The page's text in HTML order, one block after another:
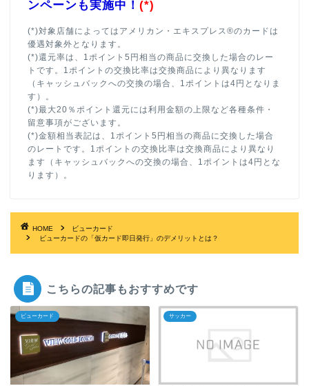
ンペーンも実施中！ (*)
(*)対象店舗によってはアメリカン・エキスプレス®のカードは
優遇対象外となります。
(*)還元率は、1ポイント5円相当の商品に交換した場合のレー
トです。1ポイントの交換比率は交換商品により異なります
（キャッシュバックへの交換の場合、1ポイントは4円となりま
す）。
(*)最大20％ポイント還元には利用金額の上限など各種条件・
留意事項がございます。
(*)金額相当表記は、1ポイント5円相当の商品に交換した場合
のレートです。1ポイントの交換比率は交換商品により異なり
ます（キャッシュバックへの交換の場合、1ポイントは4円とな
ります）。
HOME
ビューカード
ビューカードの「仮カード即日発行」のデメリットとは？
こちらの記事もおすすめです
ビューカード サッカー